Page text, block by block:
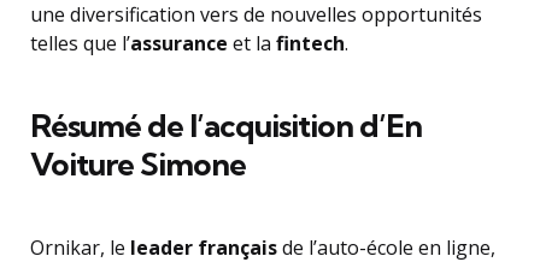
une diversification vers de nouvelles opportunités
telles que l’assurance et la fintech.
Résumé de l’acquisition d’En
Voiture Simone
Ornikar, le leader françaisde l’auto-école en ligne,